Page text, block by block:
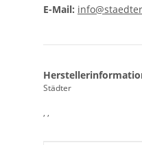
E-Mail:
Städter
, ,